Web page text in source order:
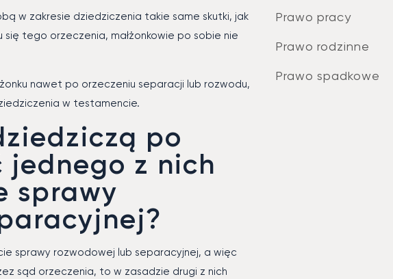
w zakresie dziedziczenia takie same skutki, jak
tego orzeczenia, małżonkowie po sobie nie
nawet po orzeczeniu separacji lub rozwodu,
w testamencie.
po
jednego z nich
sprawy
sprawy rozwodowej lub separacyjnej, a więc
sąd orzeczenia, to w zasadzie drugi z nich
Prawo pracy
Prawo rodzinne
Prawo spadkowe